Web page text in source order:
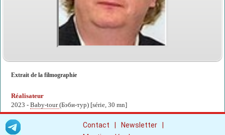
Extrait de la filmographie
Réalisateur
2023 - Baby-tour(Бэби-тур) [série, 30 mn]
Contact Newsletter